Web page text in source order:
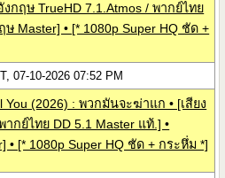
กฤษ TrueHD 7.1.Atmos / พากย์ไทย
ษ Master] • [* 1080p Super HQ ชัด +
07-10-2026 07:52 PM
You (2026) : พวกมันจะฆ่าแก • [เสียง
กย์ไทย DD 5.1 Master แท้.] •
• [* 1080p Super HQ ชัด + กระหึ่ม *]